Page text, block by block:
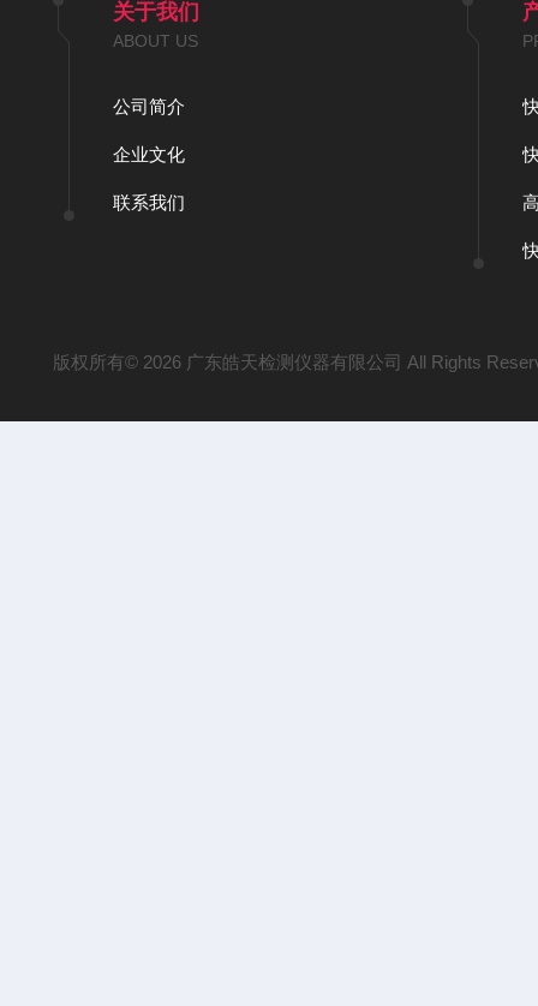
关于我们
ABOUT US
公司简介
企业文化
联系我们
版权所有© 2026 广东皓天检测仪器有限公司 All Rights